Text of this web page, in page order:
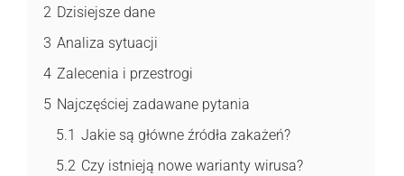
2 Dzisiejsze dane
3 Analiza sytuacji
4 Zalecenia i przestrogi
5 Najczęściej zadawane pytania
5.1 Jakie są główne źródła zakażeń?
5.2 Czy istnieją nowe warianty wirusa?